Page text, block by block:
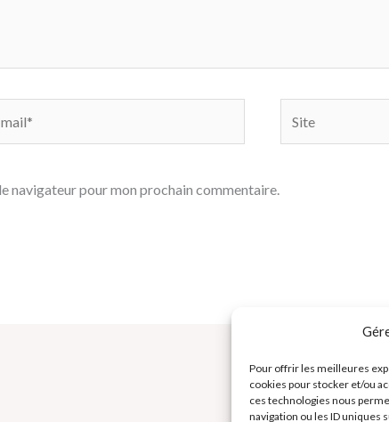
Pour offrir les meilleures
cookies pour stocker et/ou
ces technologies nous
navigation ou les ID uniques
navigateur pour mon prochain commentaire.